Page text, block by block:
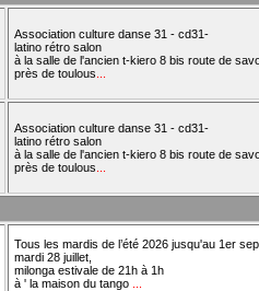
Association culture danse 31 - cd31-
latino rétro salon
à la salle de l'ancien t-kiero 8 bis route de
près de toulous
Association culture danse 31 - cd31-
latino rétro salon
à la salle de l'ancien t-kiero 8 bis route de
près de toulous
Tous les mardis de l’été 2026 jusqu'au 1er
mardi 28 juillet,
milonga estivale de 21h à 1h
à ' la maison du tango